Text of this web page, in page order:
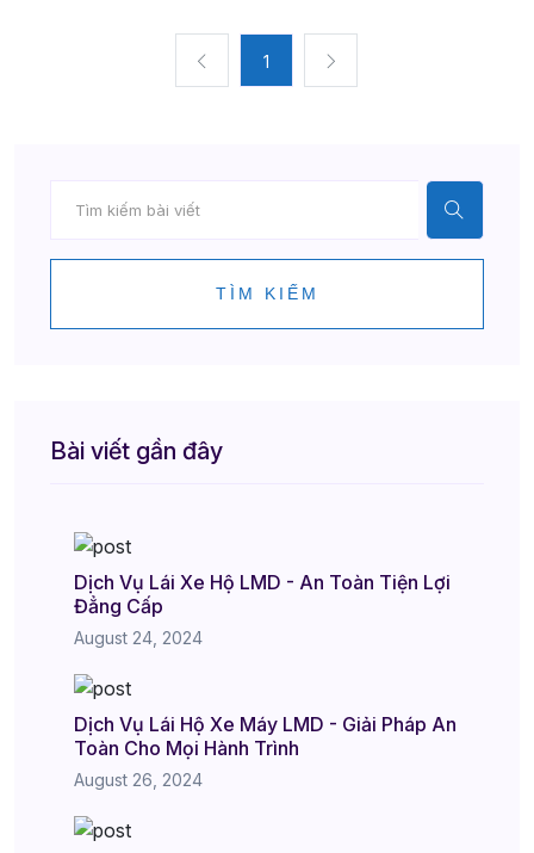
1
TÌM KIẾM
Bài viết gần đây
Dịch Vụ Lái Xe Hộ LMD - An Toàn Tiện Lợi
Đẳng Cấp
August 24, 2024
Dịch Vụ Lái Hộ Xe Máy LMD - Giải Pháp An
Toàn Cho Mọi Hành Trình
August 26, 2024